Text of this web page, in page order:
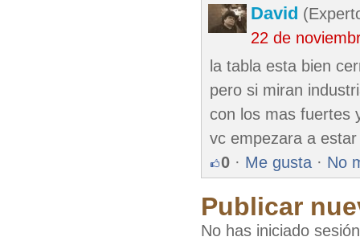
David
22 de
la tabla esta bien
pero si miran
con los mas fuertes
vc empezara a
0 · Me gusta · No
Publicar
No has iniciado